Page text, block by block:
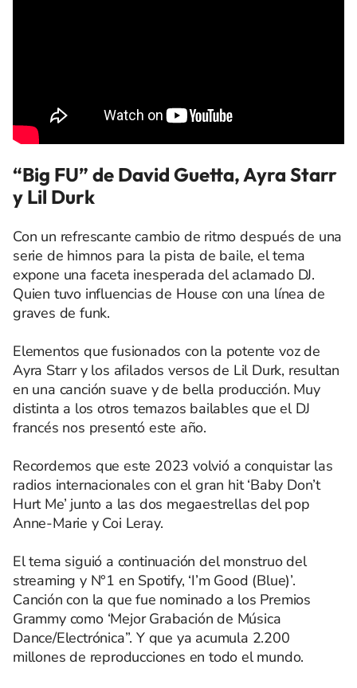
“Big FU” de David Guetta, Ayra Starr
y Lil Durk
Con un refrescante cambio de ritmo después de una
serie de himnos para la pista de baile, el tema
expone una faceta inesperada del aclamado DJ.
Quien tuvo influencias de House con una línea de
graves de funk.
Elementos que fusionados con la potente voz de
Ayra Starr y los afilados versos de Lil Durk, resultan
en una canción suave y de bella producción. Muy
distinta a los otros temazos bailables que el DJ
francés nos presentó este año.
Recordemos que este 2023 volvió a conquistar las
radios internacionales con el gran hit ‘Baby Don’t
Hurt Me’ junto a las dos megaestrellas del pop
Anne-Marie y Coi Leray.
El tema siguió a continuación del monstruo del
streaming y N°1 en Spotify, ‘I’m Good (Blue)’.
Canción con la que fue nominado a los Premios
Grammy como ‘Mejor Grabación de Música
Dance/Electrónica”. Y que ya acumula 2.200
millones de reproducciones en todo el mundo.